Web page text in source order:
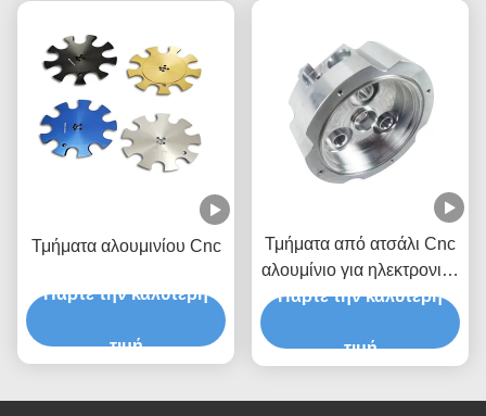
Τμήματα αλουμινίου Cnc
Πάρτε την καλύτερη
τιμή
Τμήματα από ατσάλι Cnc
αλουμίνιο για ηλεκτρονικά
drones
Πάρτε την καλύτερη
τιμή